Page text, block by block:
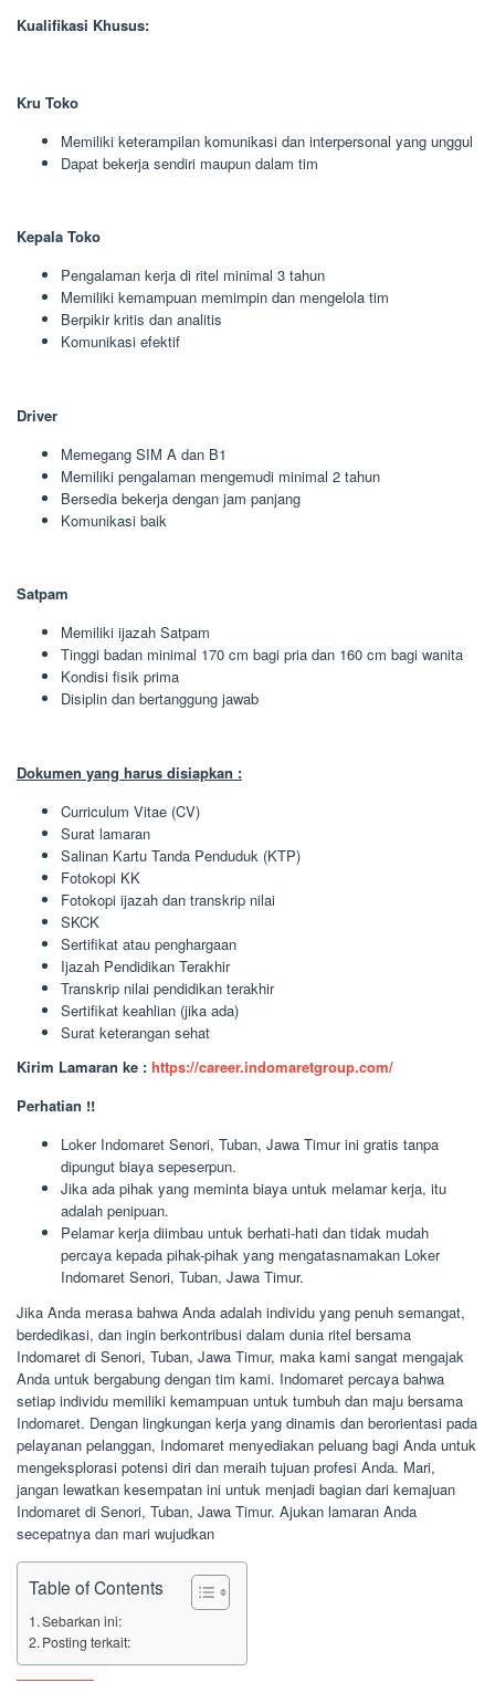
Kualifikasi Khusus:
Kru Toko
Memiliki keterampilan komunikasi dan interpersonal yang unggul
Dapat bekerja sendiri maupun dalam tim
Kepala Toko
Pengalaman kerja di ritel minimal 3 tahun
Memiliki kemampuan memimpin dan mengelola tim
Berpikir kritis dan analitis
Komunikasi efektif
Driver
Memegang SIM A dan B1
Memiliki pengalaman mengemudi minimal 2 tahun
Bersedia bekerja dengan jam panjang
Komunikasi baik
Satpam
Memiliki ijazah Satpam
Tinggi badan minimal 170 cm bagi pria dan 160 cm bagi wanita
Kondisi fisik prima
Disiplin dan bertanggung jawab
Dokumen yang harus disiapkan :
Curriculum Vitae (CV)
Surat lamaran
Salinan Kartu Tanda Penduduk (KTP)
Fotokopi KK
Fotokopi ijazah dan transkrip nilai
SKCK
Sertifikat atau penghargaan
Ijazah Pendidikan Terakhir
Transkrip nilai pendidikan terakhir
Sertifikat keahlian (jika ada)
Surat keterangan sehat
Kirim Lamaran ke : https://career.indomaretgroup.com/
Perhatian !!
Loker Indomaret Senori, Tuban, Jawa Timur ini gratis tanpa
dipungut biaya sepeserpun.
Jika ada pihak yang meminta biaya untuk melamar kerja, itu
adalah penipuan.
Pelamar kerja diimbau untuk berhati-hati dan tidak mudah
percaya kepada pihak-pihak yang mengatasnamakan Loker
Indomaret Senori, Tuban, Jawa Timur.
Jika Anda merasa bahwa Anda adalah individu yang penuh semangat,
berdedikasi, dan ingin berkontribusi dalam dunia ritel bersama
Indomaret di Senori, Tuban, Jawa Timur, maka kami sangat mengajak
Anda untuk bergabung dengan tim kami. Indomaret percaya bahwa
setiap individu memiliki kemampuan untuk tumbuh dan maju bersama
Indomaret. Dengan lingkungan kerja yang dinamis dan berorientasi pada
pelayanan pelanggan, Indomaret menyediakan peluang bagi Anda untuk
mengeksplorasi potensi diri dan meraih tujuan profesi Anda. Mari,
jangan lewatkan kesempatan ini untuk menjadi bagian dari kemajuan
Indomaret di Senori, Tuban, Jawa Timur. Ajukan lamaran Anda
secepatnya dan mari wujudkan
Table of Contents
Sebarkan ini:
Posting terkait: